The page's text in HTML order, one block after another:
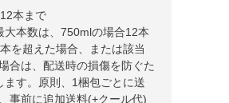
本まで
大本数は、750mlの場合12本
を超えた場合、または該当
合は、配送時の損傷を防ぐた
ます。原則、1梱包ごとに送
事前に追加送料(+クール代)